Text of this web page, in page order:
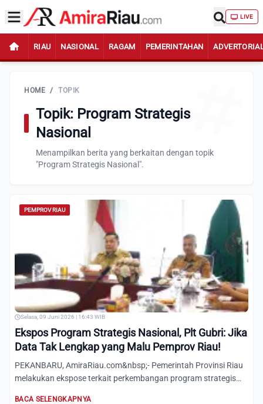
LIVE
RIAU NASIONAL RAGAM PEMERINTAHAN
HOME / TOPIK
Topik: Program Strategis
Nasional
Menampilkan berita yang berkaitan dengan topik
"Program Strategis Nasional".
PEMPROV RIAU
Selasa, 09 Juni 2026 | 16:43 WIB
Ekspos Program Strategis Nasional, Plt Gubri: Jika
Data Tak Lengkap yang Malu Pemprov Riau!
PEKANBARU, AmiraRiau.com&nbsp;- Pemerintah Provinsi Riau
melakukan ekspose terkait perkembangan program strategis
BACA SELENGKAPNYA